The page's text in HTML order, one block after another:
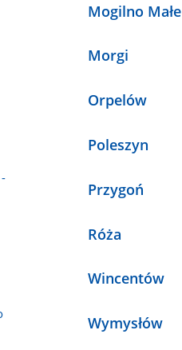
Mogilno Małe
Morgi
Orpelów
Poleszyn
Przygoń
Róża
Wincentów
Wymysłów